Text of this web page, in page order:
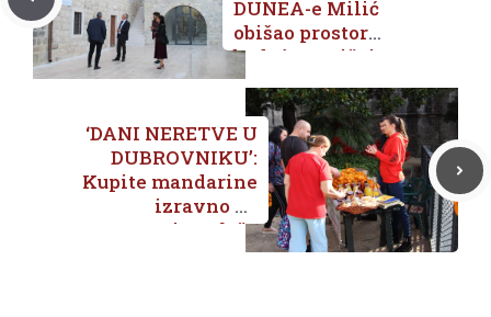
DUNEA-e Milić
obišao prostor
buduće Zavičajne
kuće Dubrovačkog
primorja
‘DANI NERETVE U
DUBROVNIKU’:
Kupite mandarine
izravno od
proizvođača